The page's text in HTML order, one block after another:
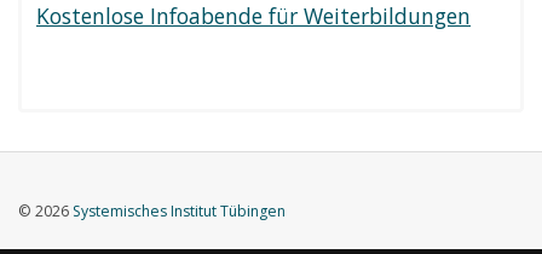
Kostenlose Infoabende für Weiterbildungen
© 2026 Systemisches Institut Tübingen